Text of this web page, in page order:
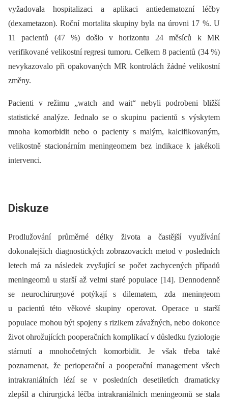
vyžadovala hospitalizaci a aplikaci antiedematozní léčby
(dexametazon). Roční mortalita skupiny byla na úrovni 17 %. U
11 pacientů (47 %) došlo v horizontu 24 měsíců k MR
verifikované velikostní regresi tumoru. Celkem 8 pacientů (34 %)
nevykazovalo při opakovaných MR kontrolách žádné velikostní
změny.
Pacienti v režimu „watch and wait“ nebyli podrobeni bližší
statistické analýze. Jednalo se o skupinu pacientů s výskytem
mnoha komorbidit nebo o pacienty s malým, kalcifikovaným,
velikostně stacionárním meningeomem bez indikace k jakékoli
intervenci.
Diskuze
Prodlužování průměrné délky života a častější využívání
dokonalejších dia­gnostických zobrazovacích metod v posledních
letech má za následek zvyšující se počet zachycených případů
meningeomů u starší až velmi staré populace [14]. Dennodenně
se neurochirurgové potýkají s dilematem, zda meningeom
u pacientů této věkové skupiny operovat. Operace u starší
populace mohou být spojeny s rizikem závažných, nebo dokonce
život ohrožujících pooperačních komplikací v důsledku fyziologie
stárnutí a mnohočetných komorbidit. Je však třeba také
poznamenat, že perioperační a pooperační management všech
intrakraniálních lézí se v posledních desetiletích dramaticky
zlepšil a chirurgická léčba intrakraniálních meningeomů se stala